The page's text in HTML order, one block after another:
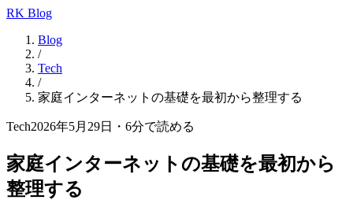
RK Blog
Blog
/
Tech
/
家庭インターネットの基礎を最初から整理する
Tech2026年5月29日 ・ 6分で読める
家庭インターネットの基礎を最初から
整理する